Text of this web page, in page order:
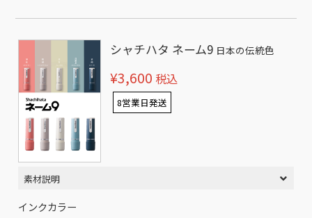
シャチハタ ネーム9 日本の伝統色
¥3,600 税込
8営業日発送
素材説明
インクカラー